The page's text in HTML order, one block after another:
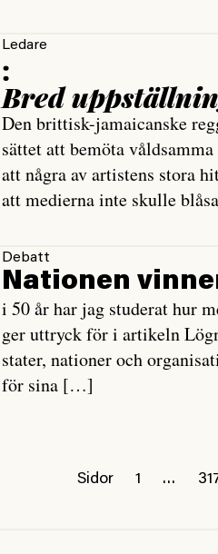
Ledare
:
Bred
Den brittisk-jamaicanske
sättet att bemöta
att några av artistens stora
att medierna inte skulle
Debatt
Nationen
i 50 år har jag studerat hur
ger uttryck för i artikeln
stater, nationer och
för sina […]
Sidor 1 …